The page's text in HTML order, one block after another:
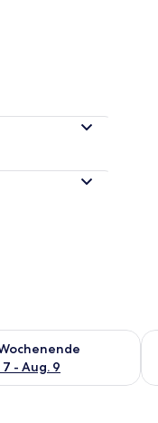
- Aug. 9
für dieses